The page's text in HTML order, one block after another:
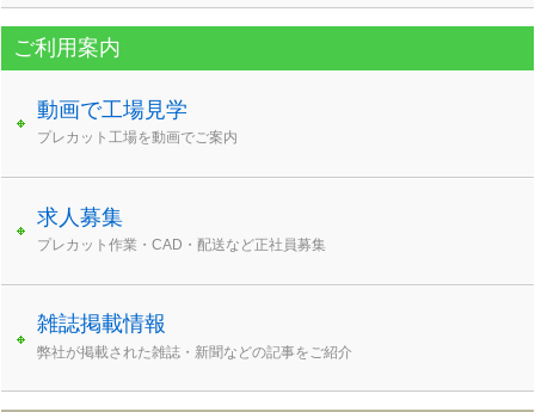
ご利用案内
動画で工場見学
プレカット工場を動画でご案内
求人募集
プレカット作業・CAD・配送など正社員募集
雑誌掲載情報
弊社が掲載された雑誌・新聞などの記事をご紹介